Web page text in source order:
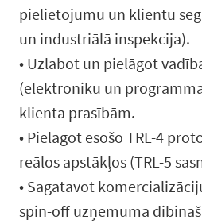
pielietojumu un klientu
un industriālā inspekcija).
• Uzlabot un pielāgot
(elektroniku un
klienta prasībām.
• Pielāgot esošo TRL-4
reālos apstākļos (TRL-5
• Sagatavot
spin-off uzņēmuma